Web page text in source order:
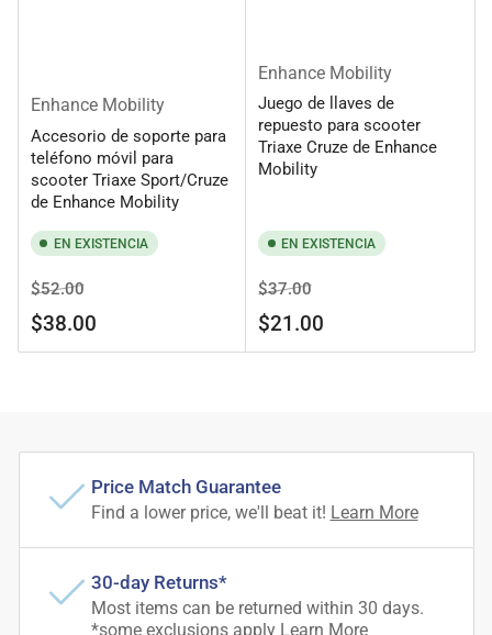
Enhance Mobility
Accesorio de soporte para
teléfono móvil para
scooter Triaxe Sport/Cruze
de Enhance Mobility
EN EXISTENCIA
Precio
regular
$52.00Precio
de
$38.00
Enhance Mobility
Juego de llaves de
repuesto para scooter
Triaxe Cruze de Enhance
Mobility
EN EXISTENCIA
Precio
regular
$37.00Precio
de
$21.00
Price Match Guarantee
Find a lower price, we'll beat it! Learn More
30-day Returns*
Most items can be returned within 30 days.
*some exclusions apply Learn More